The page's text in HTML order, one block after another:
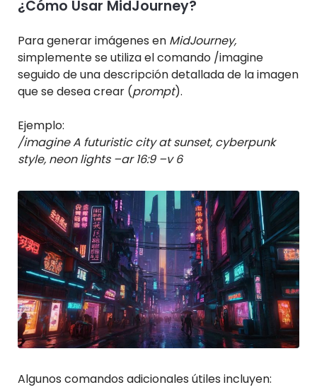
¿Cómo Usar MidJourney?
Para generar imágenes en MidJourney,
simplemente se utiliza el comando /imagine
seguido de una descripción detallada de la imagen
que se desea crear (prompt).
Ejemplo:
/imagine A futuristic city at sunset, cyberpunk
style, neon lights –ar 16:9 –v 6
Algunos comandos adicionales útiles incluyen: